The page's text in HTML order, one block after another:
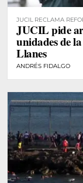
JUCIL RECLAMA
JUCIL pide
unidades de
Llanes
ANDRÉS FIDALGO